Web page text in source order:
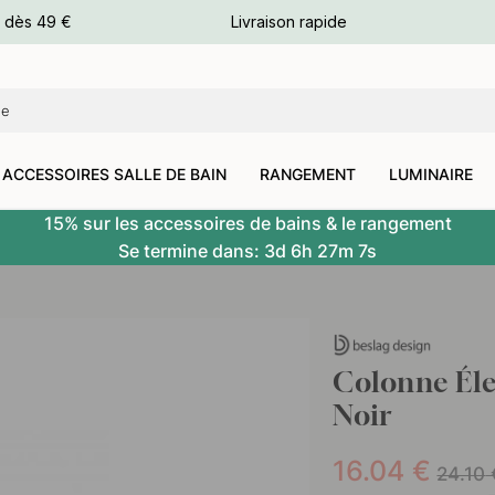
dès 49 € Livraison rapide
ACCESSOIRES SALLE DE BAIN RANGEMENT LUMINAIRE
15% sur les accessoires de bains & le rangement
Se termine dans: 3d 6h 27m 6s
Colonne
Noir
24.10
16.04 €